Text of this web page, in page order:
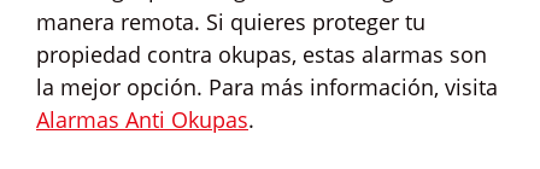
manera remota. Si quieres proteger tu
propiedad contra okupas, estas alarmas son
la mejor opción. Para más información, visita
Alarmas Anti Okupas.